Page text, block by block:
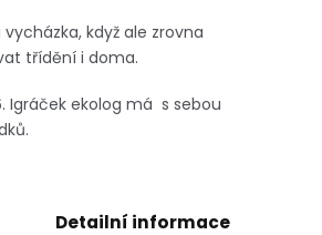
když ale zrovna
třídění i doma.
Igráček ekolog má s sebou
Detailní informace